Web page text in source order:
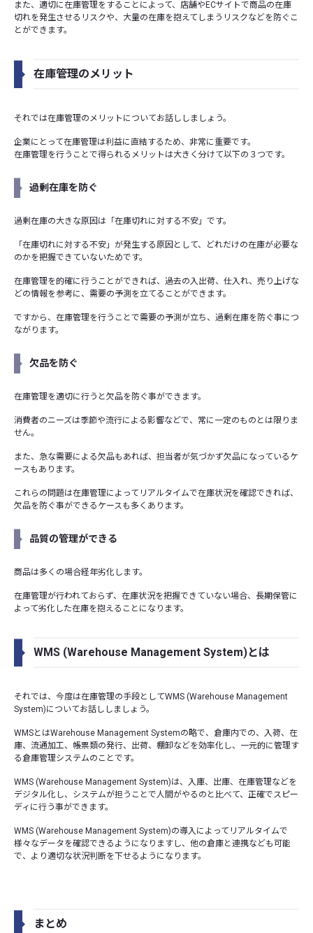
また、適切に在庫管理をすることによって、店舗やECサイトで商品の在庫
切れを発生させるリスクや、大量の在庫を抱えてしまうリスクなどを防ぐこ
とができます。
在庫管理のメリット
それでは在庫管理のメリットについてお話ししましょう。
企業にとって在庫管理は利益に直結するため、非常に重要です。
在庫管理を行うことで得られるメリットは大きく分けて以下の３つです。
過剰在庫を防ぐ
過剰在庫の大きな原因は「在庫切れに対する不安」です。
「在庫切れに対する不安」が発生する原因として、どれだけの在庫が必要な
のかを把握できていないためです。
在庫管理を的確に行うことができれば、過去の入出荷、仕入れ、売り上げな
どの情報を参考に、需要の予測を立てることができます。
ですから、在庫管理を行うことで需要の予測が立ち、過剰在庫を防ぐ事につ
ながります。
欠品を防ぐ
在庫管理を適切に行うと欠品を防ぐ事ができます。
消費者のニーズは季節や流行による影響などで、常に一定のものとは限りま
せん。
また、急な需要による欠品もあれば、担当者が気づかず欠品になっているケ
ースもあります。
これらの問題は在庫管理によってリアルタイムで在庫状況を確認できれば、
欠品を防ぐ事ができるケースも多くあります。
品質の管理ができる
商品は多くの場合経年劣化します。
在庫管理が行われておらず、在庫状況を把握できていない場合、長期保管に
よって劣化した在庫を抱えることになります。
WMS (Warehouse Management System)とは
それでは、今度は在庫管理の手段としてWMS (Warehouse Management
System)についてお話ししましょう。
WMSとはWarehouse Management Systemの略で、倉庫内での、入荷、在
庫、流通加工、帳票類の発行、出荷、棚卸などを効率化し、一元的に管理す
る倉庫管理システムのことです。
WMS (Warehouse Management System)は、入庫、出庫、在庫管理などを
デジタル化し、システムが担うことで人間がやるのと比べて、正確でスピー
ディに行う事ができます。
WMS (Warehouse Management System)の導入によってリアルタイムで
様々なデータを確認できるようになりますし、他の倉庫と連携なども可能
で、より適切な状況判断を下せるようになります。
まとめ